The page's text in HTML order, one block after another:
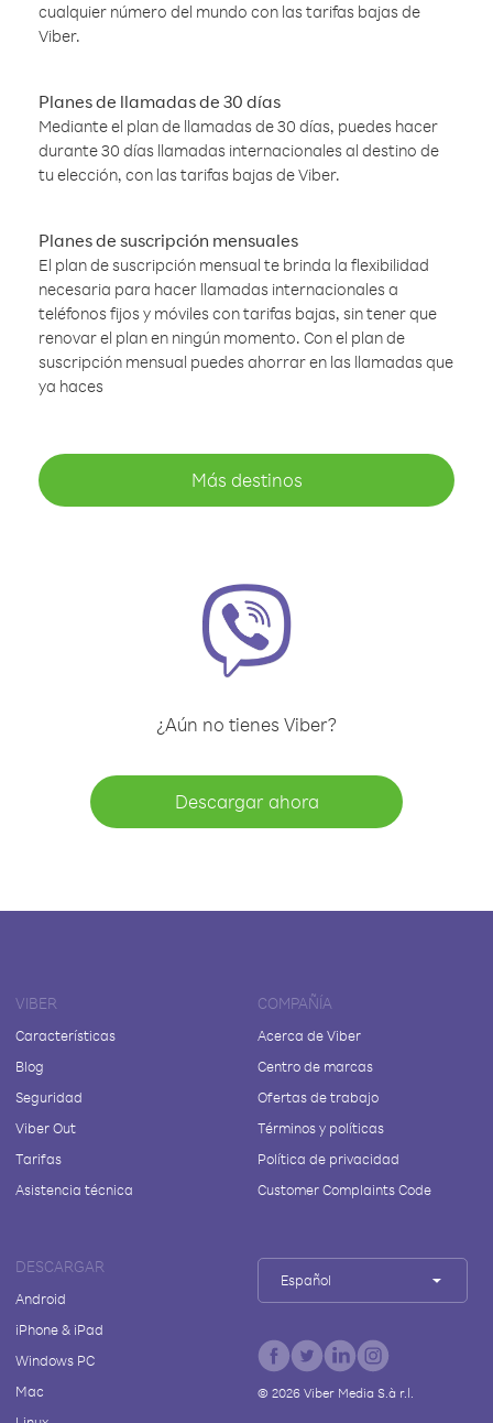
cualquier número del mundo con las tarifas bajas de
Viber.
Planes de llamadas de 30 días
Mediante el plan de llamadas de 30 días, puedes hacer
durante 30 días llamadas internacionales al destino de
tu elección, con las tarifas bajas de Viber.
Planes de suscripción mensuales
El plan de suscripción mensual te brinda la flexibilidad
necesaria para hacer llamadas internacionales a
teléfonos fijos y móviles con tarifas bajas, sin tener que
renovar el plan en ningún momento. Con el plan de
suscripción mensual puedes ahorrar en las llamadas que
ya haces
Más destinos
¿Aún no tienes Viber?
Descargar ahora
VIBER
Características
Blog
Seguridad
Viber Out
Tarifas
Asistencia técnica
COMPAÑÍA
Acerca de Viber
Centro de marcas
Ofertas de trabajo
Términos y políticas
Política de privacidad
Customer Complaints Code
DESCARGAR
Android
iPhone & iPad
Windows PC
Mac
Español
© 2026Viber Media S.à r.l.